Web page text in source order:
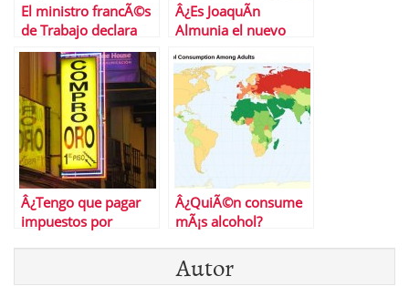
El ministro francÃ©s
de Trabajo declara
que su paÃ­s estÃ¡ en
â€œbancarrotaâ€
Â¿Es JoaquÃ­n
Almunia el nuevo
espaÃ±ol?
Â¿Tengo que pagar
impuestos por
Â¿QuiÃ©n consume
mÃ¡s alcohol?
Autor